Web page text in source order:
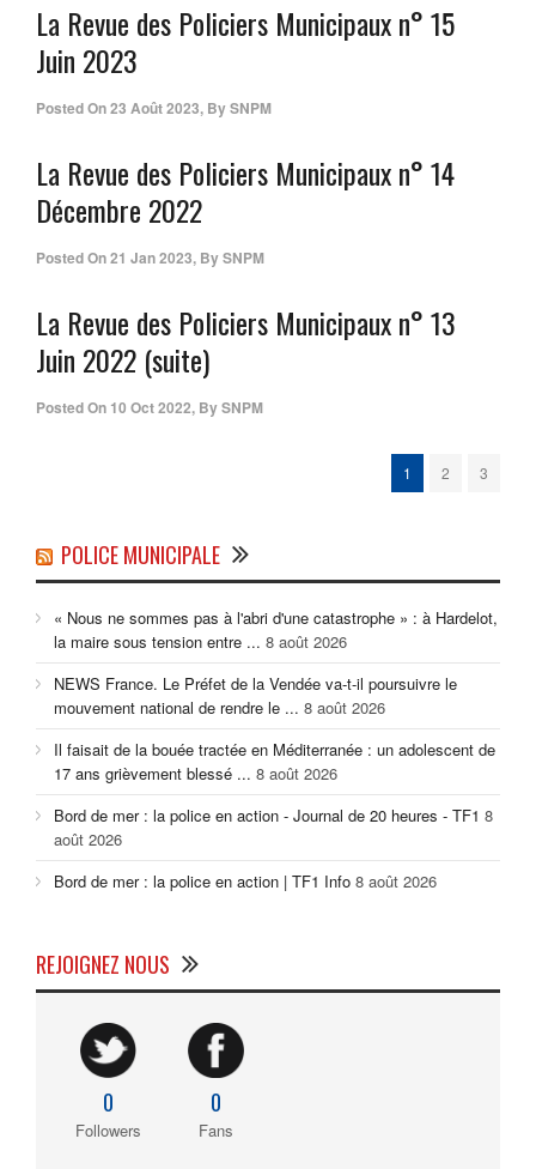
La Revue des Policiers Municipaux n° 15
Juin 2023
Posted On23 Août 2023, BySNPM
La Revue des Policiers Municipaux n° 14
Décembre 2022
Posted On21 Jan 2023, BySNPM
La Revue des Policiers Municipaux n° 13
Juin 2022 (suite)
Posted On 10 Oct 2022, BySNPM
1 2 3
POLICE MUNICIPALE
« Nous ne sommes pas à l'abri d'une catastrophe » : à Hardelot,
la maire sous tension entre ... 8 août 2026
NEWS France. Le Préfet de la Vendée va-t-il poursuivre le
mouvement national de rendre le ... 8 août 2026
Il faisait de la bouée tractée en Méditerranée : un adolescent de
17 ans grièvement blessé ... 8 août 2026
Bord de mer : la police en action - Journal de 20 heures - TF1 8
août 2026
Bord de mer : la police en action | TF1 Info 8 août 2026
REJOIGNEZ NOUS
0
Followers
0
Fans